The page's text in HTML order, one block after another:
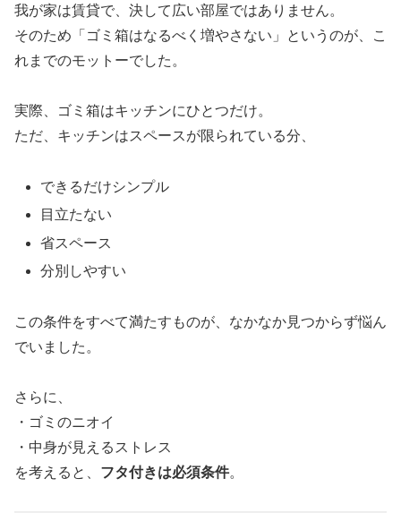
我が家は賃貸で、決して広い部屋ではありません。
そのため「ゴミ箱はなるべく増やさない」というのが、こ
れまでのモットーでした。
実際、ゴミ箱はキッチンにひとつだけ。
ただ、キッチンはスペースが限られている分、
できるだけシンプル
目立たない
省スペース
分別しやすい
この条件をすべて満たすものが、なかなか見つからず悩ん
でいました。
さらに、
・ゴミのニオイ
・中身が見えるストレス
を考えると、 フタ付きは必須条件。